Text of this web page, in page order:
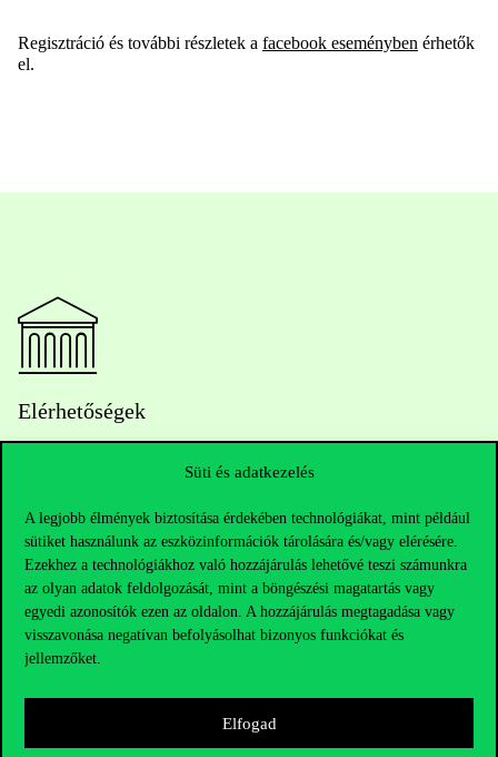
Süti és adatkezelés
A legjobb élmények biztosítása érdekében technológiákat, mint például
sütiket használunk az eszközinformációk tárolására és/vagy elérésére.
Ezekhez a technológiákhoz való hozzájárulás lehetővé teszi számunkra
az olyan adatok feldolgozását, mint a böngészési magatartás vagy
egyedi azonosítók ezen az oldalon. A hozzájárulás megtagadása vagy
visszavonása negatívan befolyásolhat bizonyos funkciókat és
jellemzőket.
Elfogad
Regisztráció és további részletek a facebook eseményben érhetők
el.
Elérhetőségek
Kérdésed van a felvételivel kapcsolatban?
Oktatói elérhetőségek
HUB jelenlegi hallgatóinknak
press@uni-corvinus.hu